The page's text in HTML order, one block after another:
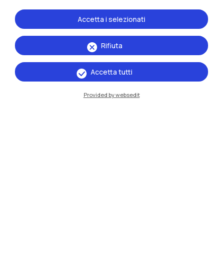
Rifiuta
Accetta i selezionati
Accetta tutti
Provided by websedit